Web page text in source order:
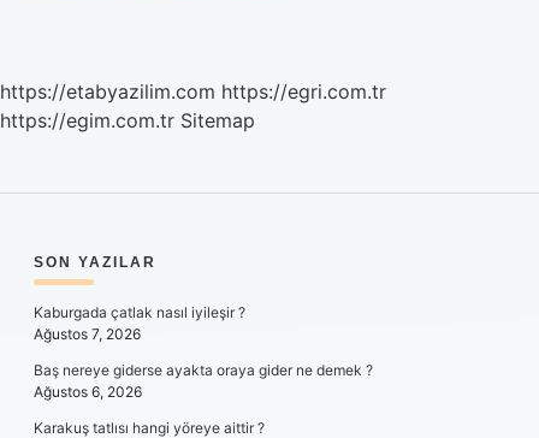
https://etabyazilim.com https://egri.com.tr
https://egim.com.tr Sitemap
SIDEBAR
SON YAZILAR
Kaburgada çatlak nasıl iyileşir ?
Ağustos 7, 2026
Baş nereye giderse ayakta oraya gider ne demek ?
Ağustos 6, 2026
Karakuş tatlısı hangi yöreye aittir ?